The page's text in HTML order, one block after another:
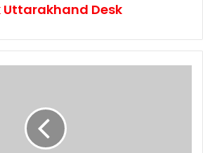
Uttarakhand Desk